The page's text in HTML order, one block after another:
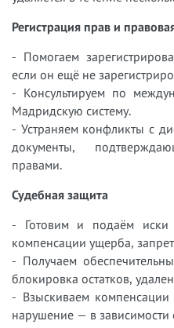
Регистрация прав и
- Помогаем
если он ещё не
- Консультируем по
Мадридскую систему.
- Устраняем конфликты с
документы,
правами.
Судебная защита
- Готовим и подаём иски
компенсации ущерба,
- Получаем
блокировка остатков,
- Взыскиваем
нарушение — в зависимости